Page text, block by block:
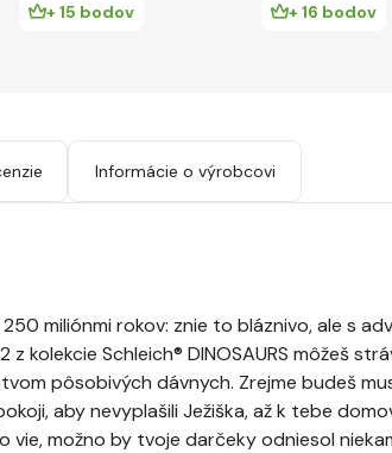
+ 15 bodov + 16 bodov
Informácie o výrobcovi
miliónmi rokov: znie to bláznivo, ale s
z kolekcie Schleich® DINOSAURS môžeš
pôsobivých dávnych. Zrejme budeš
aby nevyplašili Ježiška, až k tebe
možno by tvoje darčeky odniesol